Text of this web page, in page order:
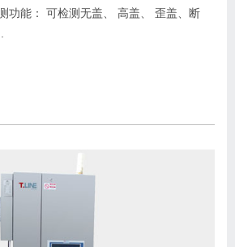
功能： 可检测无盖、 高盖、 歪盖、断